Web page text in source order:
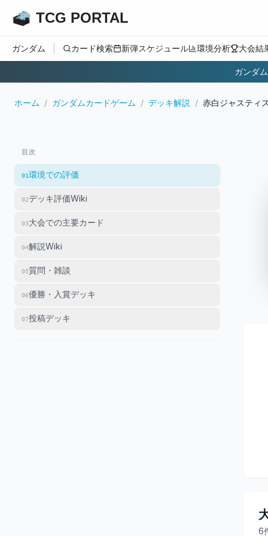
TCG PORTAL
ガンダム カード検索 新弾スケジュール 環境分析 大会結
ガンダ
ホーム / ガンダムカードゲーム / デッキ解説 / 赤白ジャスティ
目次
01環境での評価
02デッキ評価Wiki
03大会での主要カード
04解説Wiki
05質問・雑談
06優勝・入賞デッキ
07投稿デッキ
6